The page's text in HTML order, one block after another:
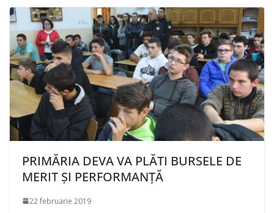
PRIMĂRIA DEVA VA PLĂTI BURSELE DE
MERIT ȘI PERFORMANȚĂ
22 februarie 2019